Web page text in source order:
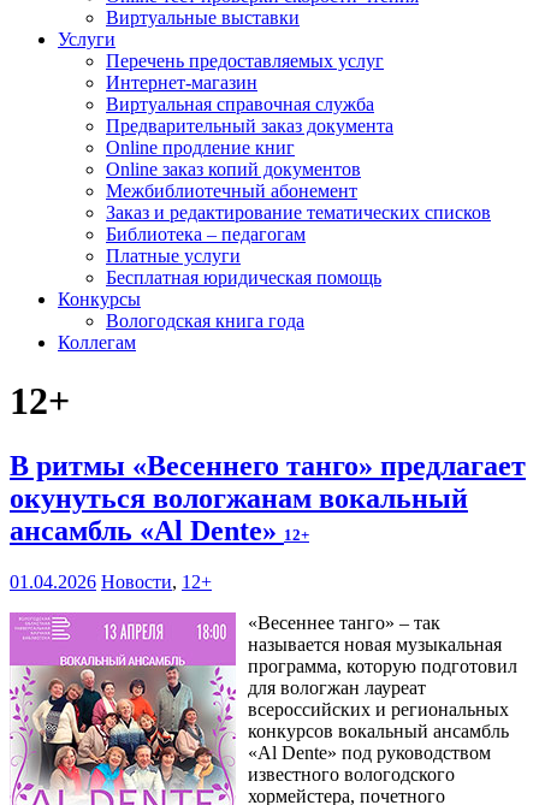
Виртуальные выставки
Услуги
Перечень предоставляемых услуг
Интернет-магазин
Виртуальная справочная служба
Предварительный заказ документа
Online продление книг
Online заказ копий документов
Межбиблиотечный абонемент
Заказ и редактирование тематических списков
Библиотека – педагогам
Платные услуги
Бесплатная юридическая помощь
Конкурсы
Вологодская книга года
Коллегам
12+
В ритмы «Весеннего танго» предлагает
окунуться вологжанам вокальный
ансамбль «Al Dente» 12+
01.04.2026 Новости, 12+
«Весеннее танго» – так
называется новая музыкальная
программа, которую подготовил
для вологжан лауреат
всероссийских и региональных
конкурсов вокальный ансамбль
«Al Dente» под руководством
известного вологодского
хормейстера, почетного